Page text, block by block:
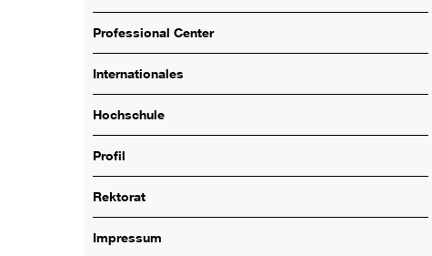
Professional Center
Internationales
Hochschule
Profil
Rektorat
Impressum